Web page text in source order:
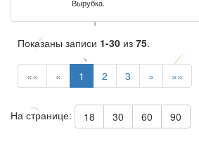
Вырубка.
Показаны записи 1-30 из 75.
«« « 1 2 3 » »»
На странице: 18 30 60 90